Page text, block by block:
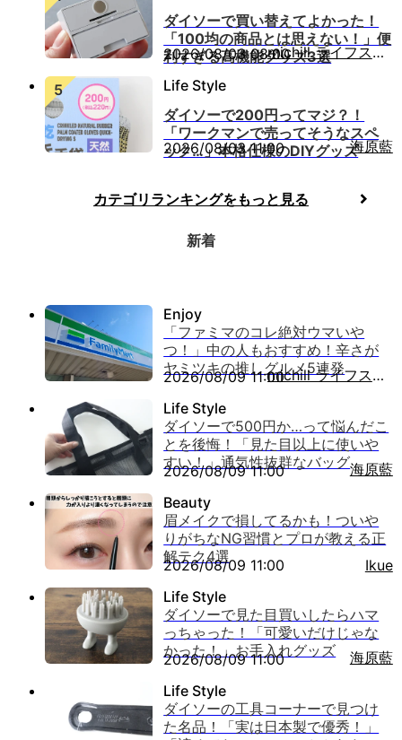
ダイソーで買い替えてよかった！
「100均の商品とは思えない！」便
利すぎる高機能グッズ3選
michill ライフスタイル
2026/08/03 08:00
ダイソーで200円ってマジ？！
「ワークマンで売ってそうなスペ
ック…」本格仕様のDIYグッズ海原藍
2026/08/03 11:00
カテゴリランキングをもっと見る
新着
「ファミマのコレ絶対ウマいや
つ！」中の人もおすすめ！辛さが
ヤミツキの推しグルメ5連発
michill ライフスタイル
2026/08/09 11:00
ダイソーで500円か…って悩んだこ
とを後悔！「見た目以上に使いや
すい！」通気性抜群なバッグ海原藍
2026/08/09 11:00
眉メイクで損してるかも！ついや
りがちなNG習慣とプロが教える正
解テク4選
Ikue
2026/08/09 11:00
ダイソーで見た目買いしたらハマ
っちゃった！「可愛いだけじゃな
かった！」お手入れグッズ
海原藍
2026/08/09 11:00
ダイソーの工具コーナーで見つけ
た名品！「実は日本製で優秀！」